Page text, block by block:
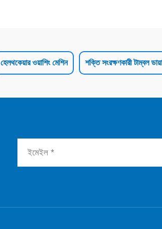
হেলথকেয়ার ওয়াশিং মেশিন শক্তি সংরক্ষণকারী টাম্বল